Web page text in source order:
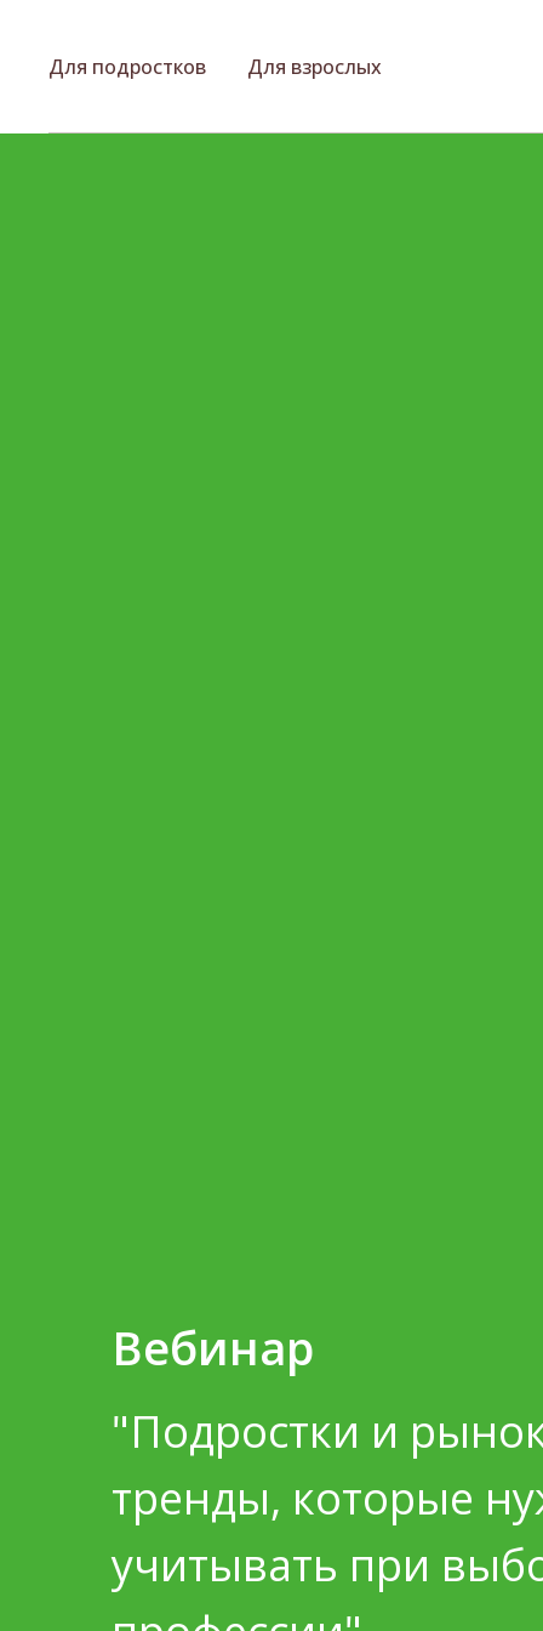
Для подростков Для взрослых
Вебинар
"Подростки и
тренды, которые
учитывать при